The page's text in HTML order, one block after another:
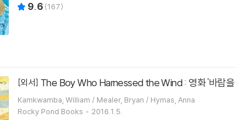
9.6 (167)
[외서] The Boy Who Harnessed the Wind : 영화 '바람을
Kamkwamba, William / Mealer, Bryan / Hymas, Anna
Rocky Pond Books
2016.1.5.